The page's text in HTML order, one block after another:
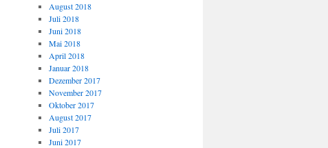
August 2018
Juli 2018
Juni 2018
Mai 2018
April 2018
Januar 2018
Dezember 2017
November 2017
Oktober 2017
August 2017
Juli 2017
Juni 2017